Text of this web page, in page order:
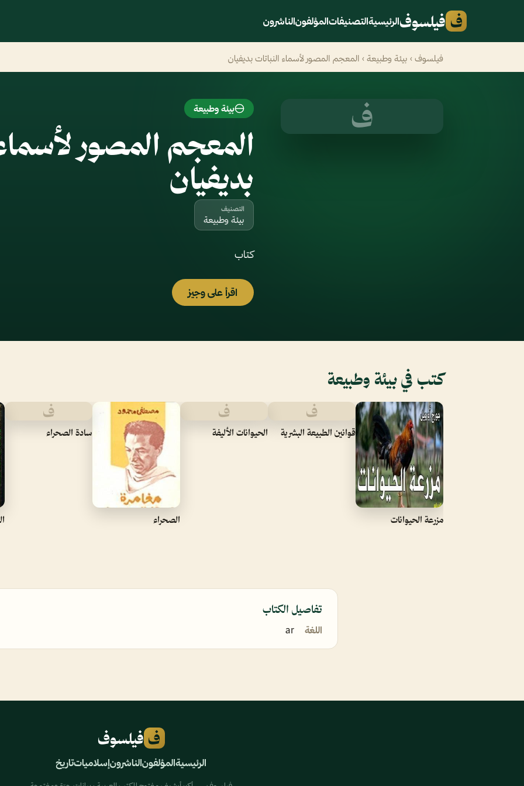
ف فيلسوفالرئيسيةالتصنيفاتالمؤلفونالناشرون
فيلسوف › بيئة وطبيعة › المعجم المصور لأسماء النباتات بديفيان
ف بيئة وطبيعة
المعجم المصور
بديفيان
التصنيف
بيئة وطبيعة
كتاب
اقرأ على وجيز
كتب في بيئة وطبيعة
مزرعة الحيوانات
ف
قوانين الطبيعة البشرية
ف
الحيوانات الأليفة
الصحراء
ف
سادة الصحراء
تفاصيل الكتاب
اللغة ar
ف فيلسوف
الرئيسيةالمؤلفونالناشرونإسلامياتتاريخ